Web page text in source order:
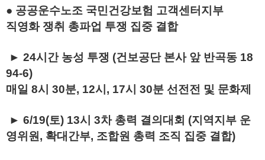
● 공공운수노조 국민건강보험 고객센터지부
직영화 쟁취 총파업 투쟁 집중 결합
► 24시간 농성 투쟁 (건보공단 본사 앞 반곡동 18
94-6)
매일 8시 30분, 12시, 17시 30분 선전전 및 문화제
► 6/19(토) 13시 3차 총력 결의대회 (지역지부 운
영위원, 확대간부, 조합원 총력 조직 집중 결합)